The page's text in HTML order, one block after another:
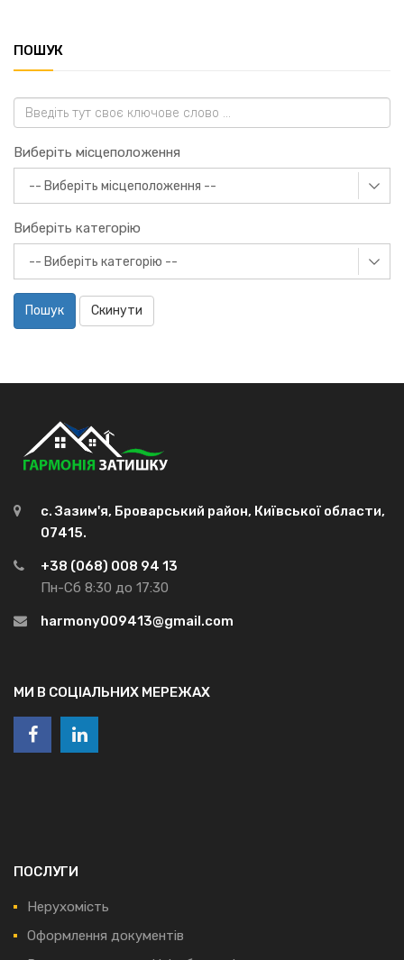
ПОШУК
Виберіть місцеположення
Виберіть категорію
Пошук Скинути
с. Зазим'я, Броварський район, Київської области,
07415.
+38 (068) 008 94 13
Пн-Сб 8:30 до 17:30
harmony009413@gmail.com
МИ В СОЦІАЛЬНИХ МЕРЕЖАХ
ПОСЛУГИ
Нерухомість
Оформлення документів